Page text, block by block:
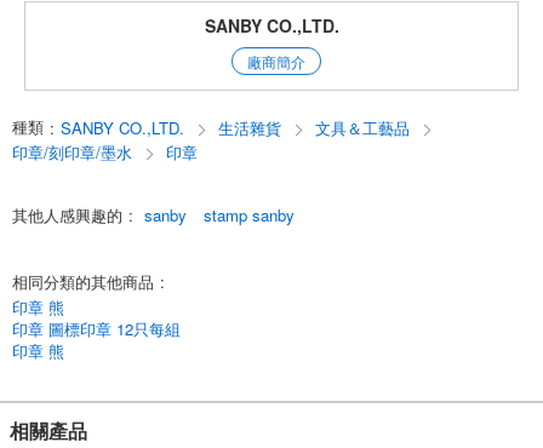
SANBY CO.,LTD.
廠商簡介
種類 : SANBY CO.,LTD. 生活雜貨
文具＆工藝品
印章/刻印章/墨水
印章
其他人感興趣的 : sanby stamp sanby
相同分類的其他商品 :
印章 熊
印章 圖標印章 12只每組
印章 熊
相關產品